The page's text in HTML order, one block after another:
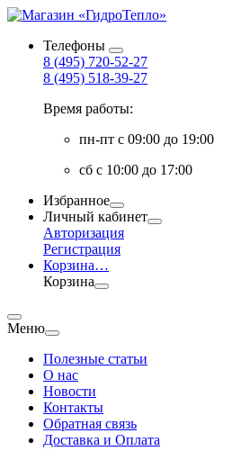
Телефоны
8 (495) 720-52-27
8 (495) 518-39-27
Время работы:
пн-пт с 09:00 до 19:00
сб с 10:00 до 17:00
Избранное
Личный кабинет
Авторизация
Регистрация
Корзина…
Корзина
Меню
Полезные статьи
О нас
Новости
Контакты
Обратная связь
Доставка и Оплата